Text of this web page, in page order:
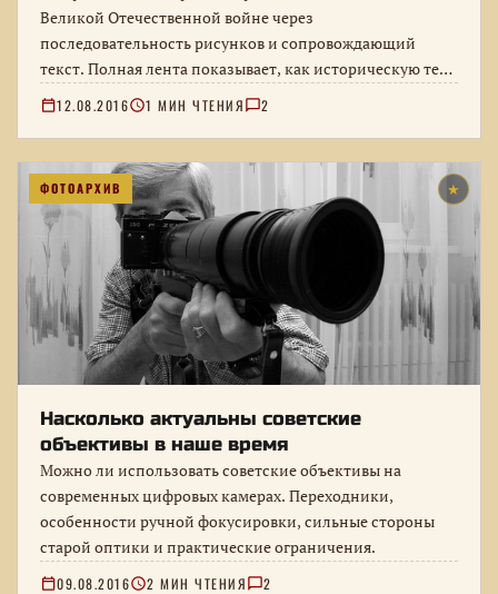
Великой Отечественной войне через
последовательность рисунков и сопровождающий
текст. Полная лента показывает, как историческую тему
объясняли школьной аудитории.
12.08.2016 1 МИН ЧТЕНИЯ 2
ФОТОАРХИВ ★
Насколько актуальны советские
объективы в наше время
Можно ли использовать советские объективы на
современных цифровых камерах. Переходники,
особенности ручной фокусировки, сильные стороны
старой оптики и практические ограничения.
09.08.2016 2 МИН ЧТЕНИЯ 2